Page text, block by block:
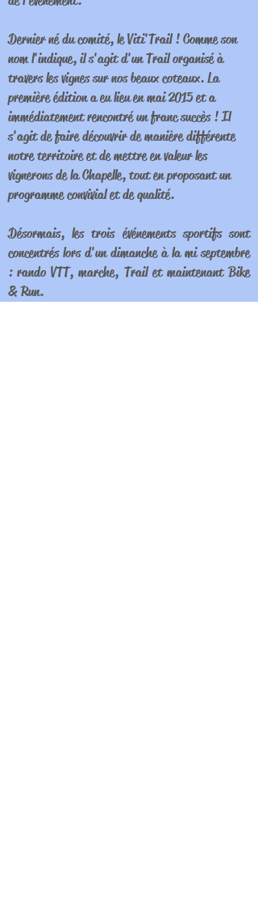
Dernier né du comité, le Viti'Trail ! Comme son
nom l'indique, il s'agit d'un Trail organisé à
travers les vignes sur nos beaux coteaux. La
première édition a eu lieu en mai 2015 et a
immédiatement rencontré un franc succès ! Il
s'agit de faire découvrir de manière différente
notre territoire et de mettre en valeur les
vignerons de la Chapelle, tout en proposant un
programme convivial et de qualité.
Désormais, les trois événements sportifs sont
concentrés lors d'un dimanche à la mi septembre
: rando VTT, marche, Trail et maintenant Bike
& Run.